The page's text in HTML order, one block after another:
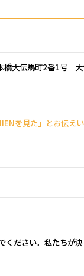
橋大伝馬町2番1号 大
を見た」とお伝えい
ください。私たちが